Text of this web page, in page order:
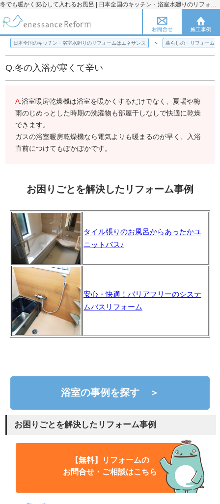
冬でも暖かく安心して入れるお風呂 | 日本全国のキッチン・浴室水廻りのリフォームのことならエネサンス
日本全国のキッチン・浴室水廻りのリフォームはエネサンス 暮らしの・リフォーム
Q.冬の入浴が寒くて辛い
A.浴室暖房乾燥機は浴室を暖かくするだけでなく、夏場や梅
雨のじめっとした時期の洗濯物も部屋干しなしで快適に乾燥
できます。
ガスの浴室暖房乾燥機なら電気よりも暖まるのが早く、入浴
直前につけてもぽかぽかです。
お困りごとを解決したリフォーム事例
タイル張りのお風呂からあったかユ
ニットバス♪
安心・快適！バリアフリーのシステ
ムバスリフォーム
浴室の事例を探す ＞
お困りごとを解決したリフォーム事例
【無料】リフォームの
お問合せ・ご相談はこちら